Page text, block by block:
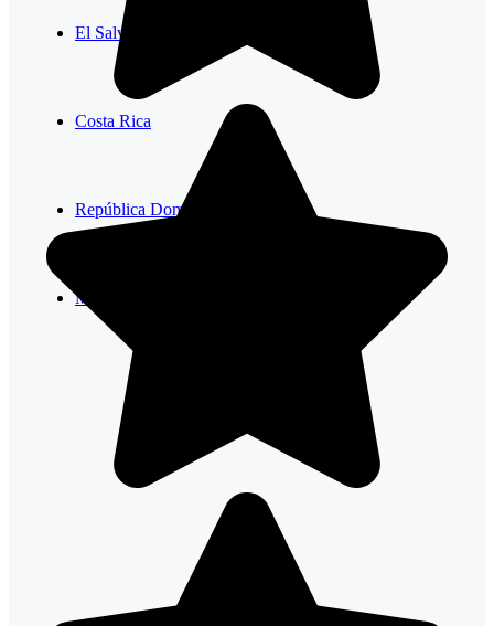
El Salvador
Costa Rica
República Dominicana
México